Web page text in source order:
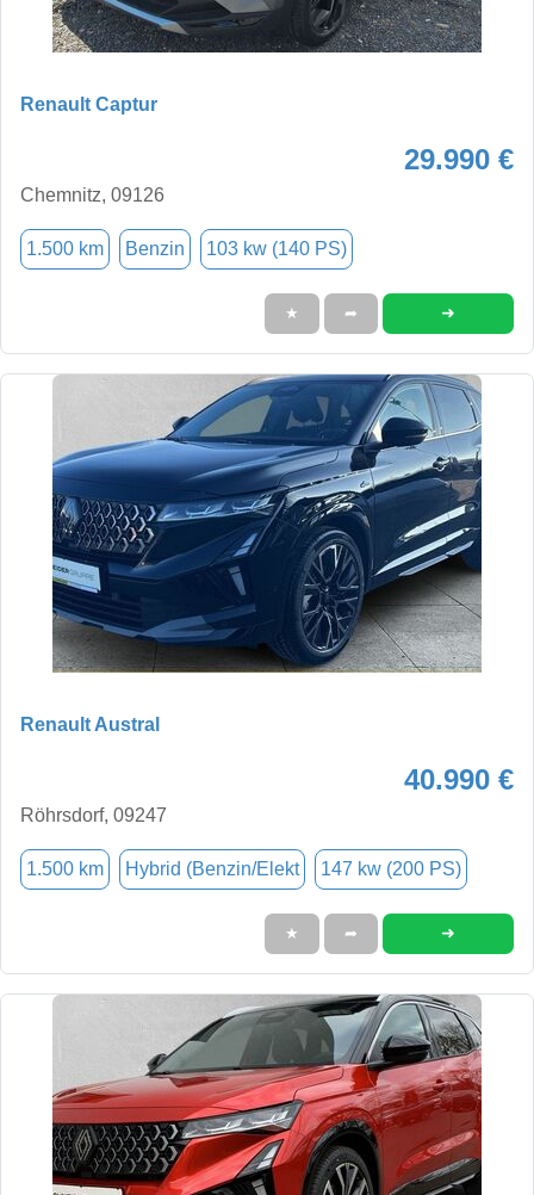
Renault Captur
29.990 €
Chemnitz, 09126
1.500 km Benzin 103 kw (140 PS)
★ ➦ ➜
Renault Austral
40.990 €
Röhrsdorf, 09247
1.500 km Hybrid (Benzin/Elekt 147 kw (200 PS)
★ ➦ ➜